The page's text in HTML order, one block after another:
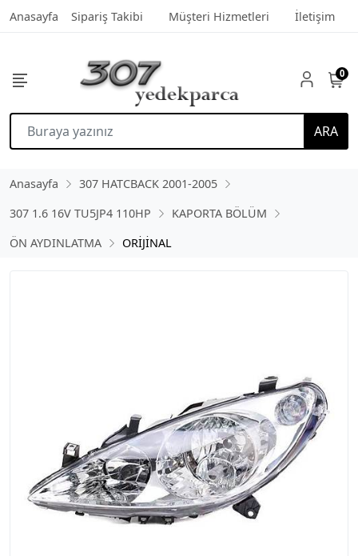
Anasayfa Sipariş Takibi Müşteri Hizmetleri İletişim
ARA
0
Anasayfa
307 HATCBACK 2001-2005
307 1.6 16V TU5JP4 110HP
KAPORTA BÖLÜM
ÖN AYDINLATMA
ORİJİNAL